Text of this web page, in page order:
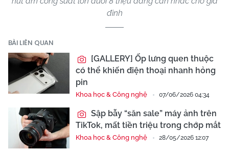
đình
BÀI LIÊN QUAN
[GALLERY] Ốp lưng quen thuộc
có thể khiến điện thoại nhanh hỏng
pin
Khoa học & Công nghệ 07/06/2026 04:34
Sập bẫy “săn sale” máy ảnh trên
TikTok, mất tiền triệu trong chớp mắt
Khoa học & Công nghệ 28/05/2026 12:07